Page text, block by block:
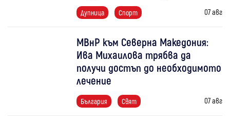
Дупница Спорт 07 авг
МВнР към Северна Македония:
Ива Михаилова трябва да
получи достъп до необходимото
лечение
България Свят 07 авг